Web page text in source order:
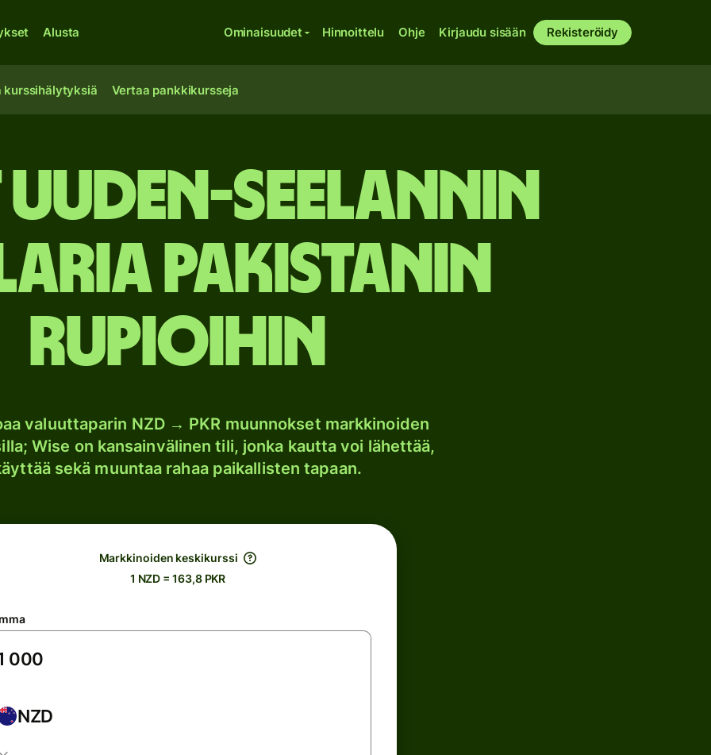
Alusta Ominaisuudet Hinnoittelu Ohje Kirjaudu sisään Rekisteröidy
kurssihälytyksiä Vertaa pankkikursseja
Seelannin
Pakistanin
rupioihin
valuuttaparin NZD → PKR muunnokset markkinoiden
Wise on kansainvälinen tili, jonka kautta voi lähettää,
sekä muuntaa rahaa paikallisten tapaan.
Markkinoiden keskikurssi
1 NZD = 163,8 PKR
NZD